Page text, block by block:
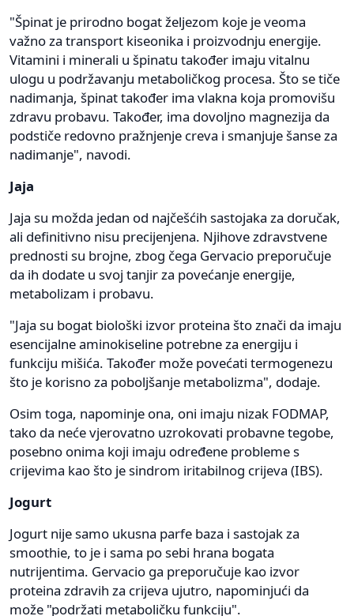
"Špinat je prirodno bogat željezom koje je veoma
važno za transport kiseonika i proizvodnju energije.
Vitamini i minerali u špinatu također imaju vitalnu
ulogu u podržavanju metaboličkog procesa. Što se tiče
nadimanja, špinat također ima vlakna koja promovišu
zdravu probavu. Također, ima dovoljno magnezija da
podstiče redovno pražnjenje creva i smanjuje šanse za
nadimanje", navodi.
Jaja
Jaja su možda jedan od najčešćih sastojaka za doručak,
ali definitivno nisu precijenjena. Njihove zdravstvene
prednosti su brojne, zbog čega Gervacio preporučuje
da ih dodate u svoj tanjir za povećanje energije,
metabolizam i probavu.
"Jaja su bogat biološki izvor proteina što znači da imaju
esencijalne aminokiseline potrebne za energiju i
funkciju mišića. Također može povećati termogenezu
što je korisno za poboljšanje metabolizma", dodaje.
Osim toga, napominje ona, oni imaju nizak FODMAP,
tako da neće vjerovatno uzrokovati probavne tegobe,
posebno onima koji imaju određene probleme s
crijevima kao što je sindrom iritabilnog crijeva (IBS).
Jogurt
Jogurt nije samo ukusna parfe baza i sastojak za
smoothie, to je i sama po sebi hrana bogata
nutrijentima. Gervacio ga preporučuje kao izvor
proteina zdravih za crijeva ujutro, napominjući da
može "podržati metaboličku funkciju".